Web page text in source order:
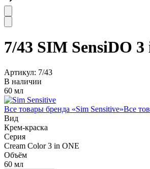
7/43 SIM SensiDO
Артикул: 7/43
В наличии
60 мл
Все товары бренда «Sim Sensitive»Все
Вид
Крем-краска
Серия
Cream Color 3 in ONE
Объём
60 мл